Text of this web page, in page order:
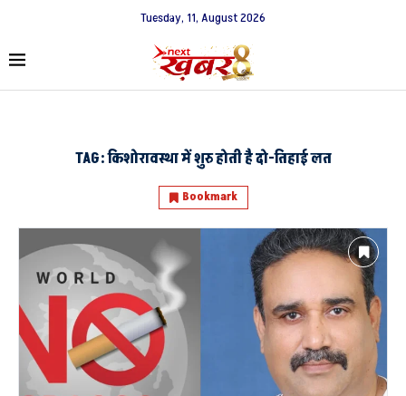
Tuesday, 11, August 2026
TAG:किशोरावस्था में शुरु होती है दो-तिहाई लत
Bookmark